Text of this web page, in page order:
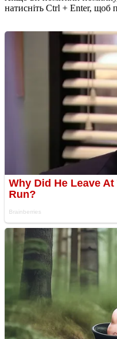
натисніть Ctrl + Enter, щоб